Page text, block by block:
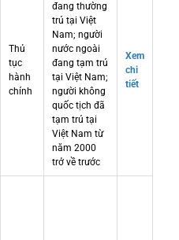
Thủ
tục
hành
chính
đang thường
trú tại Việt
Nam; người
nước ngoài
đang tạm trú
tại Việt Nam;
người không
quốc tịch đã
tạm trú tại
Việt Nam từ
năm 2000
trở về trước
Xem
chi
tiết